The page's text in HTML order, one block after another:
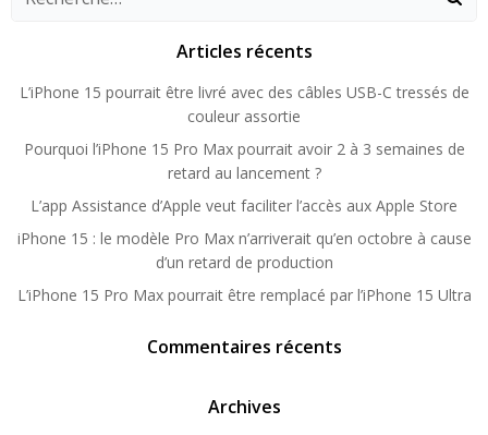
Articles récents
L’iPhone 15 pourrait être livré avec des câbles USB-C tressés de
couleur assortie
Pourquoi l’iPhone 15 Pro Max pourrait avoir 2 à 3 semaines de
retard au lancement ?
L’app Assistance d’Apple veut faciliter l’accès aux Apple Store
iPhone 15 : le modèle Pro Max n’arriverait qu’en octobre à cause
d’un retard de production
L’iPhone 15 Pro Max pourrait être remplacé par l’iPhone 15 Ultra
Commentaires récents
Archives